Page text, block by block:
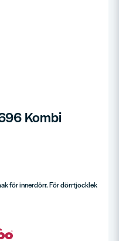
Kombi
för innerdörr. För dörrtjocklek